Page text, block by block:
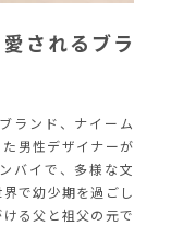
されるブラ
ランド、ナイーム
男性デザイナーが
バイで、多様な文
で幼少期を過ごし
る父と祖父の元で